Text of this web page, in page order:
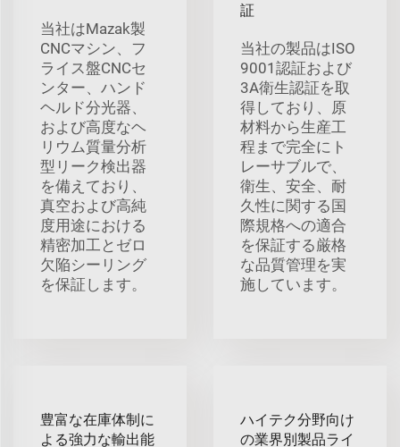
当社はMazak製
CNCマシン、フ
ライス盤CNCセ
ンター、ハンド
ヘルド分光器、
および高度なヘ
リウム質量分析
型リーク検出器
を備えており、
真空および高純
度用途における
精密加工とゼロ
欠陥シーリング
を保証します。
証
当社の製品はISO
9001認証および
3A衛生認証を取
得しており、原
材料から生産工
程まで完全にト
レーサブルで、
衛生、安全、耐
久性に関する国
際規格への適合
を保証する厳格
な品質管理を実
施しています。
豊富な在庫体制に
よる強力な輸出能
ハイテク分野向け
の業界別製品ライ